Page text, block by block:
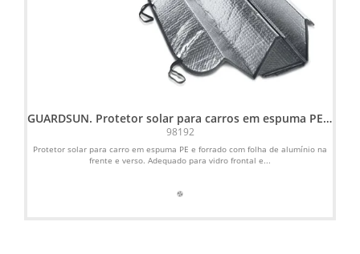
GUARDSUN. Protetor solar para carros em espuma PE e
forrado com folha de alumínio
98192
Protetor solar para carro em espuma PE e forrado com folha de alumínio na
frente e verso. Adequado para vidro frontal e...